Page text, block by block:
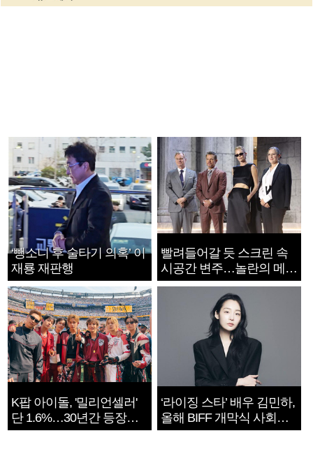
‘뺑소니 후 술타기 의혹’ 이
재룡 재판행
빨려들어갈 듯 스크린 속
시공간 변주…놀란의 메시
지는 ‘전쟁 속죄’
K팝 아이돌, '밀리언셀러'
단 1.6%…30년간 등장
1182개팀 전수조사
‘라이징 스타’ 배우 김민하,
올해 BIFF 개막식 사회자
확정